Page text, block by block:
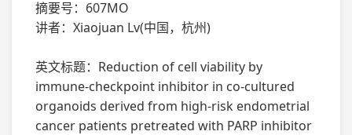
摘要号：607MO
讲者：Xiaojuan Lv(中国，杭州)
英文标题：Reduction of cell viability by
immune-checkpoint inhibitor in co-cultured
organoids derived from high-risk endometrial
cancer patients pretreated with PARP inhibitor